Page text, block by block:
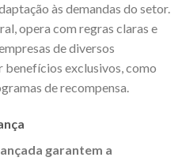
às demandas do setor.
opera com regras claras e
de diversos
exclusivos, como
de recompensa.
garantem a